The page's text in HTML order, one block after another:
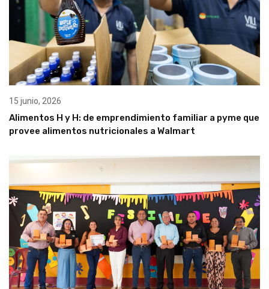
15 junio, 2026
Alimentos H y H: de emprendimiento familiar a pyme que
provee alimentos nutricionales a Walmart